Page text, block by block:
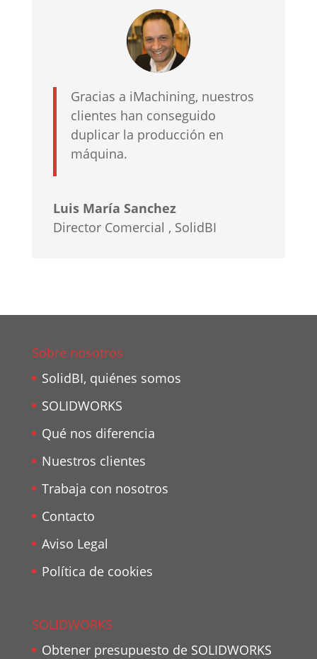
Gracias a iMachining, nuestros
clientes han conseguido
duplicar la producción en
máquina.
Luis María Sanchez
Director Comercial , SolidBI
Sobre nosotros
SolidBI, quiénes somos
SOLIDWORKS
Qué nos diferencia
Nuestros clientes
Trabaja con nosotros
Contacto
Aviso Legal
Política de cookies
SOLIDWORKS
Obtener presupuesto de SOLIDWORKS